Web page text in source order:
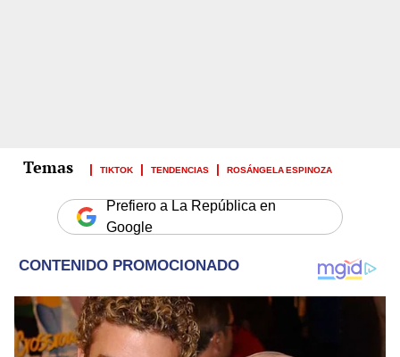
TIKTOK TENDENCIAS ROSÁNGELA ESPINOZA
Prefiero a La República en
Google